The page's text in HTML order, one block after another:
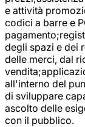
e attività
codici a barre e
degli spazi e dei
delle merci, dal
all'interno del
di sviluppare
ascolto delle
con il pubblico.